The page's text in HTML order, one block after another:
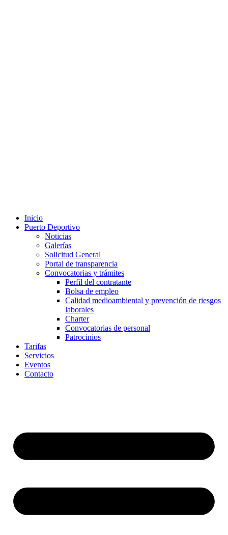
Inicio
Puerto Deportivo
Noticias
Galerías
Solicitud General
Portal de transparencia
Convocatorias y trámites
Perfil del contratante
Bolsa de empleo
Calidad medioambiental y prevención de riesgos
laborales
Charter
Convocatorias de personal
Patrocinios
Tarifas
Servicios
Eventos
Contacto